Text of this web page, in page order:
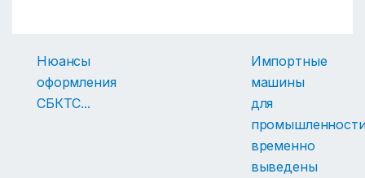
Нюансы
оформления
СБКТС...
Импортные
машины
для
временно
выведены